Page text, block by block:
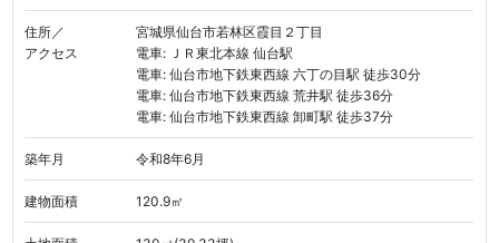
住所／
アクセス
宮城県仙台市若林区霞目２丁目
電車: ＪＲ東北本線 仙台駅
電車: 仙台市地下鉄東西線 六丁の目駅 徒歩30分
電車: 仙台市地下鉄東西線 荒井駅 徒歩36分
電車: 仙台市地下鉄東西線 卸町駅 徒歩37分
築年月 令和8年6月
建物面積 120.9㎡